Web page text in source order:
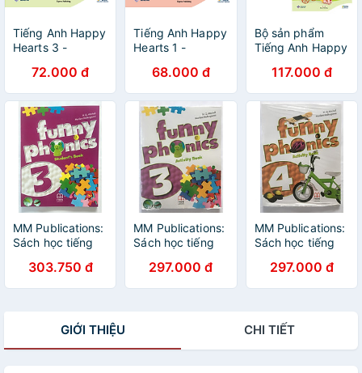
Tiếng Anh Happy
Hearts 3 -
72.000 đ
Tiếng Anh Happy
Hearts 1 -
68.000 đ
Bộ sản phẩm
Tiếng Anh Happy
Student's Book &
Workbook ((sách
bài học và bài
117.000 đ
MM Publications:
Sách học tiếng
phát âmFunny
Phonics 3
303.750 đ
MM Publications:
Sách học tiếng
phát âmFunny
Phonics 3
297.000 đ
MM Publications:
Sách học tiếng
phát âm - Funny
Phonics 4
297.000 đ
GIỚI THIỆU CHI TIẾT